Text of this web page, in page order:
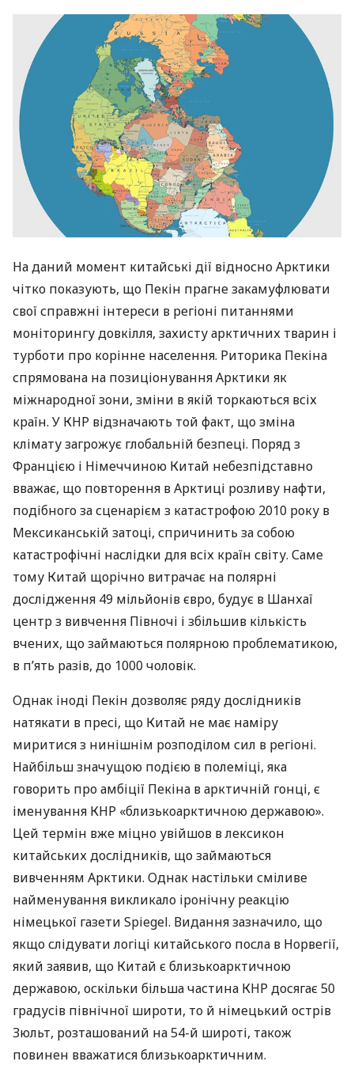
На даний момент китайські дії відносно Арктики
чітко показують, що Пекін прагне закамуфлювати
свої справжні інтереси в регіоні питаннями
моніторингу довкілля, захисту арктичних тварин і
турботи про корінне населення. Риторика Пекіна
спрямована на позиціонування Арктики як
міжнародної зони, зміни в якій торкаються всіх
країн. У КНР відзначають той факт, що зміна
клімату загрожує глобальній безпеці. Поряд з
Францією і Німеччиною Китай небезпідставно
вважає, що повторення в Арктиці розливу нафти,
подібного за сценарієм з катастрофою 2010 року в
Мексиканській затоці, спричинить за собою
катастрофічні наслідки для всіх країн світу. Саме
тому Китай щорічно витрачає на полярні
дослідження 49 мільйонів євро, будує в Шанхаї
центр з вивчення Півночі і збільшив кількість
вчених, що займаються полярною проблематикою,
в п’ять разів, до 1000 чоловік.
Однак іноді Пекін дозволяє ряду дослідників
натякати в пресі, що Китай не має наміру
миритися з нинішнім розподілом сил в регіоні.
Найбільш значущою подією в полеміці, яка
говорить про амбіції Пекіна в арктичній гонці, є
іменування КНР «близькоарктичною державою».
Цей термін вже міцно увійшов в лексикон
китайських дослідників, що займаються
вивченням Арктики. Однак настільки сміливе
найменування викликало іронічну реакцію
німецької газети Spiegel. Видання зазначило, що
якщо слідувати логіці китайського посла в Норвегії,
який заявив, що Китай є близькоарктичною
державою, оскільки більша частина КНРдосягає 50
градусів північної широти, то й німецький острів
Зюльт, розташований на 54-й широті, також
повинен вважатися близькоарктичним.